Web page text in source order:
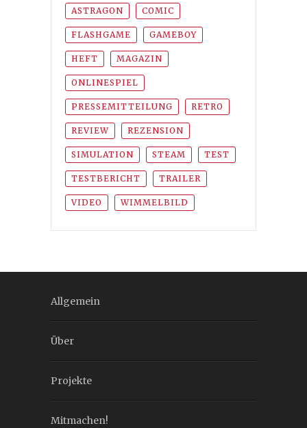
ASTRAGON COMIC
FLASHGAME GAMEBOY
HEFT MAGAZIN
ONLINESPIEL
PRESSEMITTEILUNG RETRO
REVIEW REZENSION
SIMULATION STEAM TEST
TESTBERICHT TRAILER
VIDEO WIMMELBILD
Allgemein
Über
Projekte
Mitmachen!